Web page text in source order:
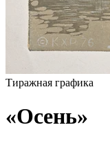
Тиражная графика
«Осень»